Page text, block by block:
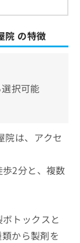
院 の特徴
択可能
院は、アクセ
2分と、複数
トックスと
から製剤を